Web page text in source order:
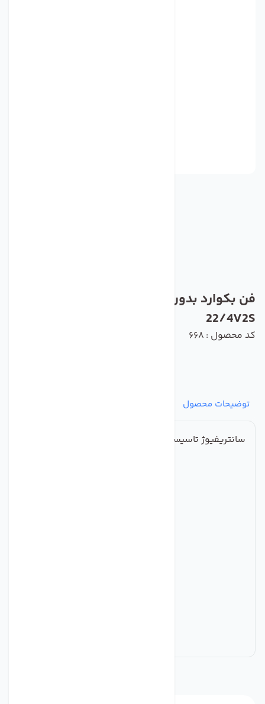
22/4V2S
کد محصول : 668
توضیحات محصول
سانتریفیوژ تاسیساتی